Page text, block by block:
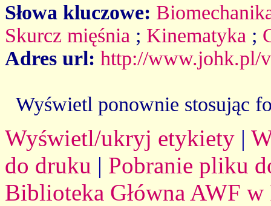
Słowa kluczowe:
Skurcz mięśnia ; Kinematyka ;
Adres url: http://www.johk.pl/
Wyświetl ponownie stosując
Wyświetl/ukryj etykiety |
do druku | Pobranie pliku
Biblioteka Główna AWF w